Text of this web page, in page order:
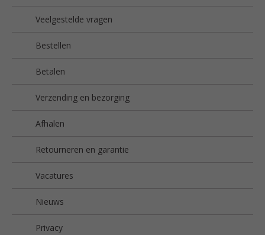
Veelgestelde vragen
Bestellen
Betalen
Verzending en bezorging
Afhalen
Retourneren en garantie
Vacatures
Nieuws
Privacy